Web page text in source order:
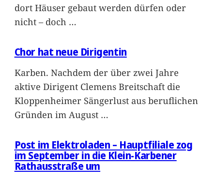
dort Häuser gebaut werden dürfen oder
nicht – doch …
Chor hat neue Dirigentin
Karben. Nachdem der über zwei Jahre
aktive Dirigent Clemens Breitschaft die
Kloppenheimer Sängerlust aus beruflichen
Gründen im August …
Post im Elektroladen – Hauptfiliale zog
im September in die Klein-Karbener
Rathausstraße um